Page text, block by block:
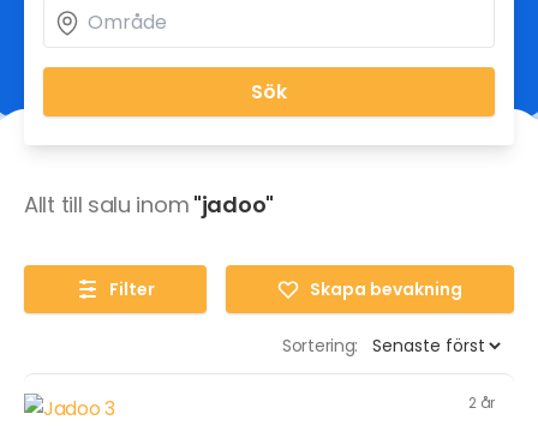
Sök
Allt till salu inom "jadoo"
Filter Skapa bevakning
Sortering:
2 år